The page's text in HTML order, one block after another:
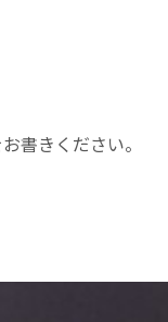
書きください。